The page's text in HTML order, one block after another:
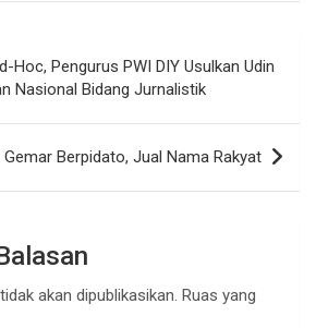
Hoc, Pengurus PWI DIY Usulkan Udin
Nasional Bidang Jurnalistik
Gemar Berpidato, Jual Nama Rakyat
akan dipublikasikan. Ruas yang